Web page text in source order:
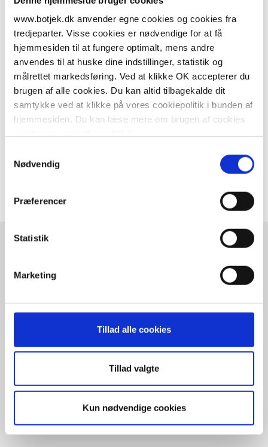
www.botjek.dk anvender egne cookies og cookies fra
tredjeparter. Visse cookies er nødvendige for at få
hjemmesiden til at fungere optimalt, mens andre
anvendes til at huske dine indstillinger, statistik og
målrettet markedsføring. Ved at klikke OK accepterer du
brugen af alle cookies. Du kan altid tilbagekalde dit
samtykke ved at klikke på vores cookiepolitik i bunden af
hjemmesiden. Du kan læse mere om brugen af cookies
Nødvendig
Præferencer
Statistik
Marketing
Tillad alle cookies
Tillad valgte
Kun nødvendige cookies
energimærke, vi udarbejder.
vigtigt?
Lovpligtig krav
skal sælges eller udlejes. Det sikrer, at købere og
lejere får et klart billede af boligens energiforbrug
og -effektivitet. Hos Botjek sikrer vi, at alle
energimærkninger udføres i overensstemmelse
med Energistyrelsens retningslinjer.